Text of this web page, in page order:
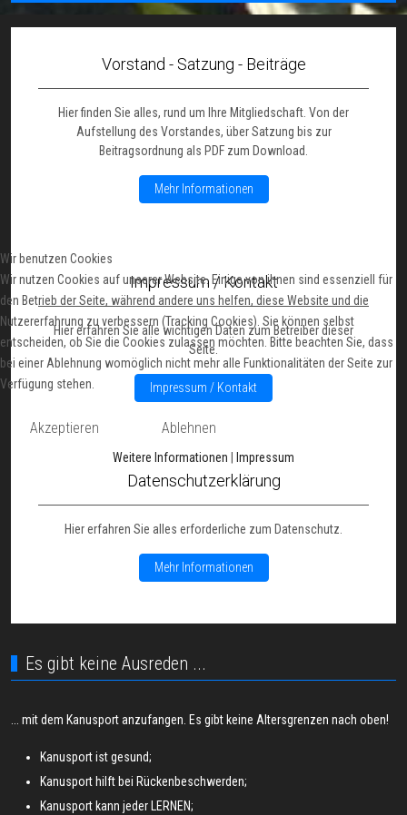
Vorstand - Satzung - Beiträge
Hier finden Sie alles, rund um Ihre Mitgliedschaft. Von der
Aufstellung des Vorstandes, über Satzung bis zur
Beitragsordnung als PDF zum Download.
Mehr Informationen
Impressum / Kontakt
Hier erfahren Sie alle wichtigen Daten zum Betreiber dieser
Seite.
Impressum / Kontakt
Datenschutzerklärung
Hier erfahren Sie alles erforderliche zum Datenschutz.
Mehr Informationen
Es gibt keine Ausreden ...
... mit dem Kanusport anzufangen. Es gibt keine Altersgrenzen nach oben!
Kanusport ist gesund;
Kanusport hilft bei Rückenbeschwerden;
Kanusport kann jeder LERNEN;
Wir benutzen Cookies
Wir nutzen Cookies auf unserer Website. Einige von ihnen sind essenziell für
den Betrieb der Seite, während andere uns helfen, diese Website und die
Nutzererfahrung zu verbessern (Tracking Cookies). Sie können selbst
entscheiden, ob Sie die Cookies zulassen möchten. Bitte beachten Sie, dass
bei einer Ablehnung womöglich nicht mehr alle Funktionalitäten der Seite zur
Verfügung stehen.
Akzeptieren Ablehnen
Weitere Informationen | Impressum